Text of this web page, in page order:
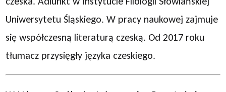
Uniwersytetu Śląskiego. W pracy naukowej zajmuje
się współczesną literaturą czeską. Od 2017 roku
tłumacz przysięgły języka czeskiego.